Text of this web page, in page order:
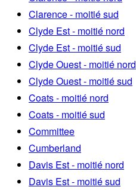
Clarence - moitié sud
Clyde Est - moitié nord
Clyde Est - moitié sud
Clyde Ouest - moitié nord
Clyde Ouest - moitié sud
Coats - moitié nord
Coats - moitié sud
Committee
Cumberland
Davis Est - moitié nord
Davis Est - moitié sud